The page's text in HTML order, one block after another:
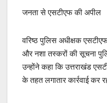
जनता से एसटीएफ की अपील
वरिष्ठ पुलिस अधीक्षक
और नशा तस्करों की सूचना
उन्होंने कहा कि उत्तराखंड
के तहत लगातार कार्रवाई कर